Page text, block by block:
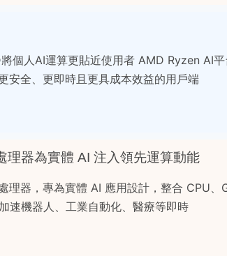
個人AI運算更貼近使用者 AMD Ryzen AI平
安全、更即時且更具成本效益的用戶端
器為實體 AI 注入領先運算動能
理器，專為實體 AI 應用設計，整合 CPU、
速機器人、工業自動化、醫療等即時